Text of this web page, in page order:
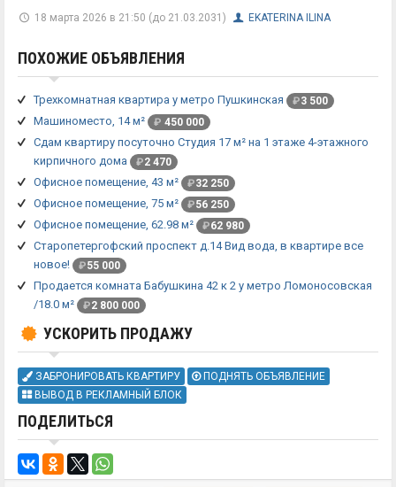
18 марта 2026 в 21:50 (до 21.03.2031) EKATERINA ILINA
ПОХОЖИЕ ОБЪЯВЛЕНИЯ
Трехкомнатная квартира у метро Пушкинская ₽3 500
Машиноместо, 14 м² ₽ 450 000
Сдам квартиру посуточно Студия 17 м² на 1 этаже 4-этажного
кирпичного дома
₽2 470
Офисное помещение, 43 м² ₽32 250
Офисное помещение, 75 м² ₽56 250
Офисное помещение, 62.98 м² ₽62 980
Старопетергофский проспект д.14 Вид вода, в квартире все
новое!
₽55 000
Продается комната Бабушкина 42 к 2 у метро Ломоносовская
/18.0 м²
₽2 800 000
УСКОРИТЬ ПРОДАЖУ
ЗАБРОНИРОВАТЬ КВАРТИРУ
ПОДНЯТЬ ОБЪЯВЛЕНИЕ
ВЫВОД В РЕКЛАМНЫЙ БЛОК
ПОДЕЛИТЬСЯ